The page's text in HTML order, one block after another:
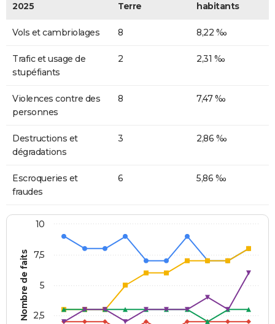
2025
Terre
habitants
Vols et cambriolages 8 8,22 ‰
Trafic et usage de
stupéfiants
2 2,31 ‰
Violences contre des
personnes
8 7,47 ‰
Destructions et
dégradations
3 2,86 ‰
Escroqueries et
fraudes
6 5,86 ‰
Nombre de faits 2,5
5
7,5
10